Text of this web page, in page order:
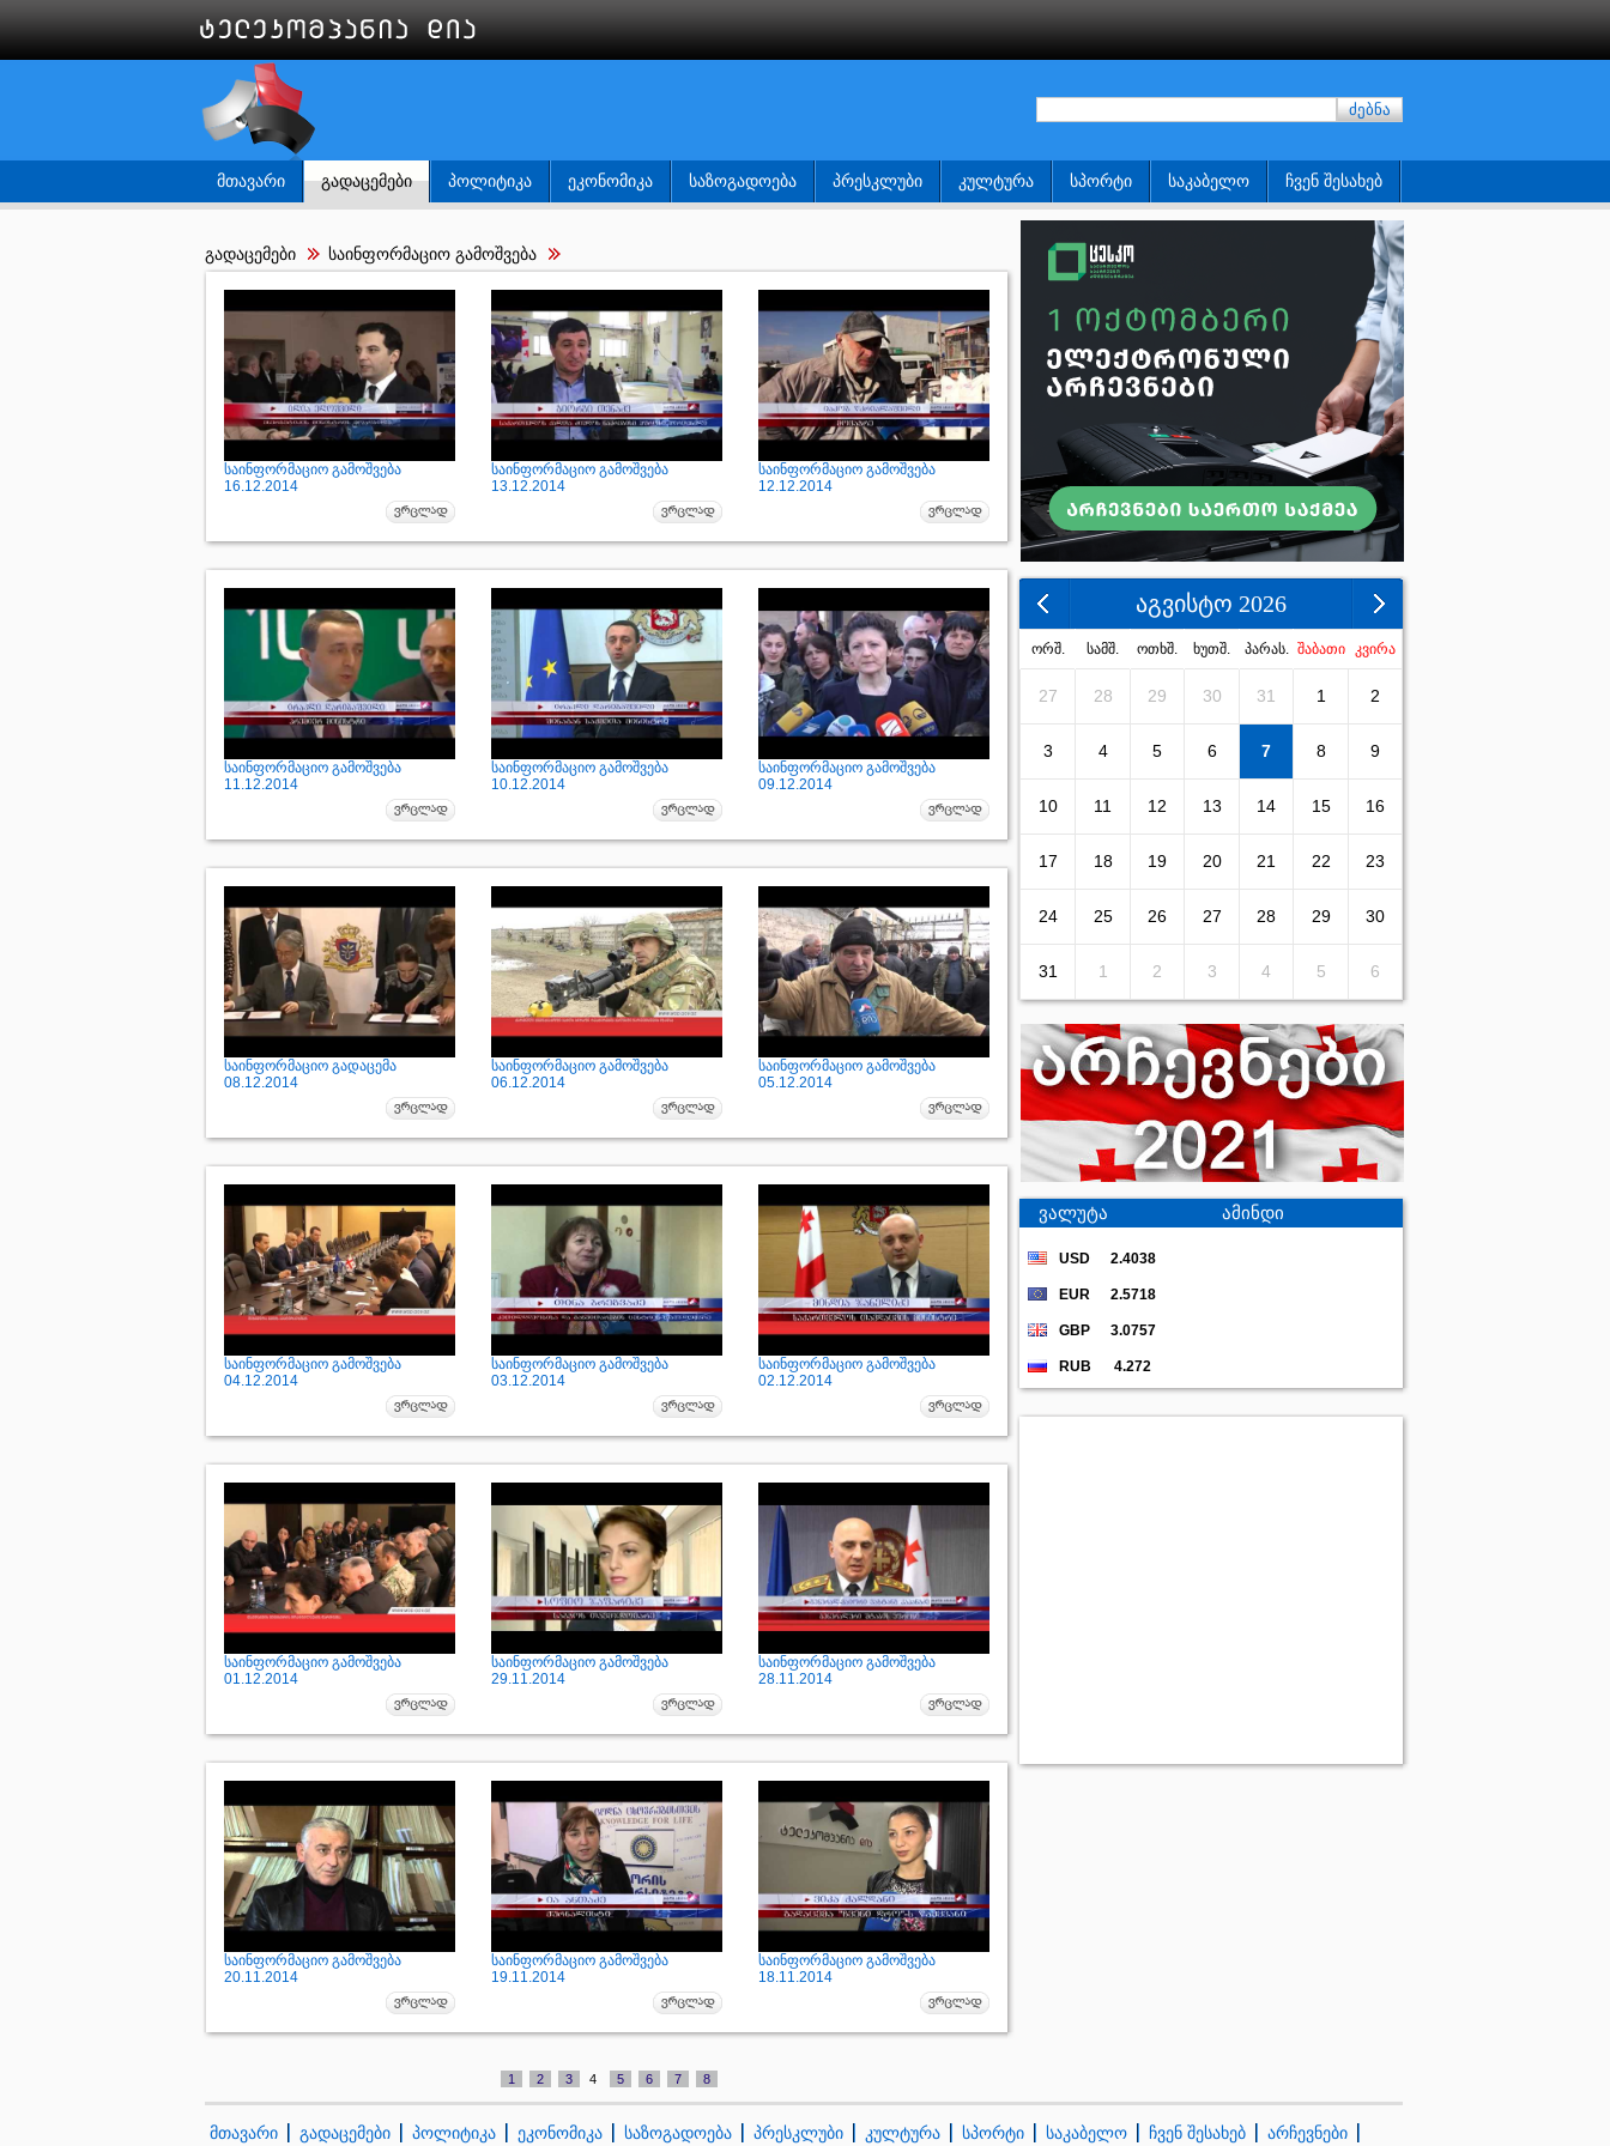
ძებნა
ᲛᲗᲐᲕᲐᲠᲘ ᲒᲐᲓᲐᲪᲔᲛᲔᲑᲘ ᲞᲝᲚᲘᲢᲘᲙᲐ ᲔᲙᲝᲜᲝᲛᲘᲙᲐ ᲡᲐᲖᲝᲒᲐᲓᲝᲔᲑᲐ ᲞᲠᲔᲡᲙᲚᲣᲑᲘ ᲙᲣᲚᲢᲣᲠᲐ ᲡᲞᲝᲠᲢᲘ ᲡᲐᲙᲐᲑᲔᲚᲝ ᲩᲕᲔᲜ ᲨᲔᲡᲐᲮᲔᲑ
გადაცემები საინფორმაციო გამოშვება
საინფორმაციო გამოშვება
16.12.2014
საინფორმაციო გამოშვება
13.12.2014
საინფორმაციო გამოშვება
12.12.2014
საინფორმაციო გამოშვება
11.12.2014
საინფორმაციო გამოშვება
10.12.2014
საინფორმაციო გამოშვება
09.12.2014
საინფორმაციო გადაცემა
08.12.2014
საინფორმაციო გამოშვება
06.12.2014
საინფორმაციო გამოშვება
05.12.2014
საინფორმაციო გამოშვება
04.12.2014
საინფორმაციო გამოშვება
03.12.2014
საინფორმაციო გამოშვება
02.12.2014
საინფორმაციო გამოშვება
01.12.2014
საინფორმაციო გამოშვება
29.11.2014
საინფორმაციო გამოშვება
28.11.2014
საინფორმაციო გამოშვება
20.11.2014
საინფორმაციო გამოშვება
19.11.2014
საინფორმაციო გამოშვება
18.11.2014
1 2 3 4 5 6 7 8
აგვისტო 2026
ორშ. სამშ. ოთხშ. ხუთშ. პარას. შაბათი კვირა
27 28 29 30 31 1 2
3 4 5 6 7 8 9
10 11 12 13 14 15 16
17 18 19 20 21 22 23
24 25 26 27 28 29 30
31 1 2 3 4 5 6
ვალუტა ამინდი
USD 2.4038
EUR 2.5718
GBP 3.0757
RUB 4.272
მთავარი გადაცემები პოლიტიკა ეკონომიკა საზოგადოება პრესკლუბი კულტურა სპორტი საკაბელო ჩვენ შესახებ არჩევნები